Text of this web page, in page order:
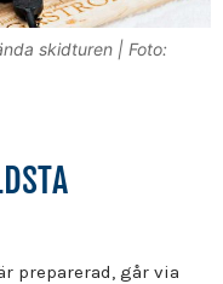
skidturen | Foto:
preparerad, går via